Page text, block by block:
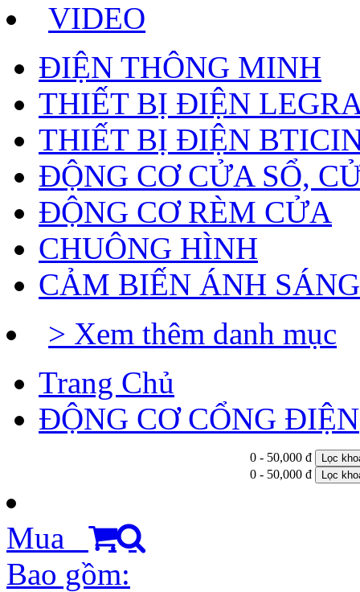
VIDEO
ĐIỆN THÔNG MINH
THIẾT BỊ ĐIỆN
THIẾT BỊ ĐIỆN
ĐỘNG CƠ CỬA SỔ,
ĐỘNG CƠ RÈM CỬA
CHUÔNG HÌNH
CẢM BIẾN ÁNH SÁNG
> Xem thêm danh mục
Trang Chủ
ĐỘNG CƠ CỔNG ĐIỆN
0 - 50,000 đ Lọc
0 - 50,000 đ Lọc
Mua
Bao gồm: